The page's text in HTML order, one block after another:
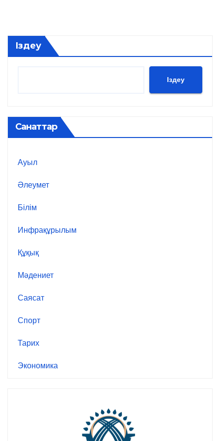
Іздеу
Іздеу
Санаттар
Ауыл
Әлеумет
Білім
Инфрақұрылым
Құқық
Мәдениет
Саясат
Спорт
Тарих
Экономика